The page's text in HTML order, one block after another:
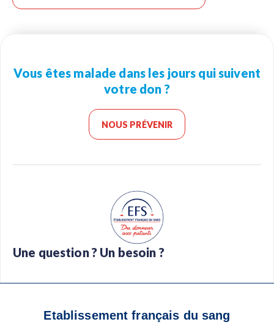
Vous êtes malade dans les jours qui suivent
votre don ?
NOUS PRÉVENIR
Une question ? Un besoin ?
Téléchargez l’app Don de sang
Etablissement français du sang